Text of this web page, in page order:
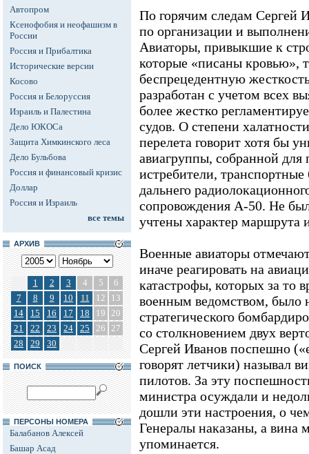
Автопром
Ксенофобия и неофашизм в
России
Россия и Прибалтика
Исторические версии
Косово
Россия и Белоруссия
Израиль и Палестина
Дело ЮКОСа
Защита Химкинского леса
Дело Бульбова
Россия и финансовый кризис
Доллар
Россия и Израиль
все темы
АРХИВ
1 2 3 4 5
6
7
8 9 10 11 12
13
14
15 16 17 18 19 20
21
22 23 24 25 26 27
28
29 30
ПОИСК
ПЕРСОНЫ НОМЕРА
Балабанов Алексей
Башар Асад
По горячим следам Сергей
по организации и
Авиаторы, привыкшие к
которые «писаны кровью»,
беспрецедентную
разработан с учетом всех
более жестко
судов. О степени
перелета говорит хотя бы
авиагруппы, собранной для
истребители,
дальнего
сопровождения А-50. Не
учтены характер маршрута
Военные авиаторы
иначе реагировать на
катастрофы, которых за то
военным ведомством, было
стратегического
со столкновением двух
Сергей Иванов поспешно
говорят летчики) называл
пилотов. За эту
министра осуждали и
дошли эти настроения, о
Генералы наказаны, а вина
упоминается.